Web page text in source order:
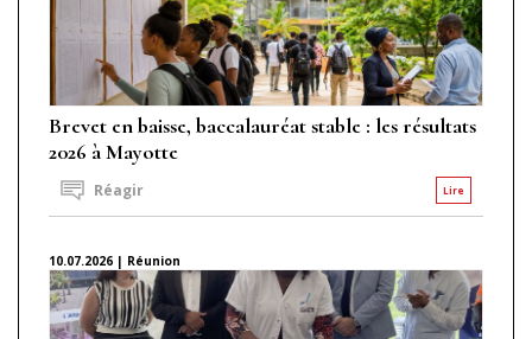
Brevet en baisse, baccalauréat stable : les résultats
2026 à Mayotte
Lire
Réagir
10.07.2026 | Réunion